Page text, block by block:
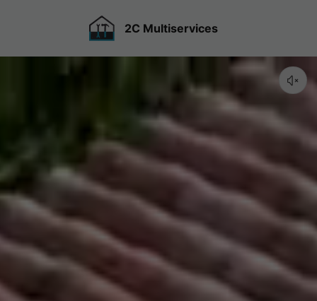
2C Multiservices